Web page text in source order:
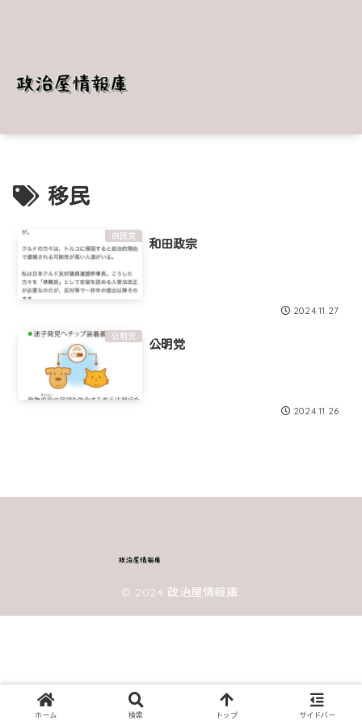
移民
自民党
和田政宗
2024.11.27
公明党
公明党
2024.11.26
© 2024 政治屋情報庫.
ホーム 検索 トップ サイドバー